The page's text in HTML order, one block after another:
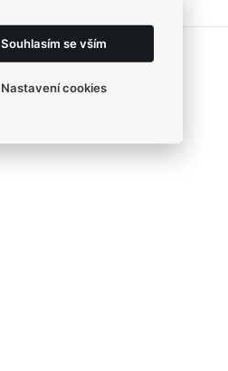
Souhlasím se vším
Nastavení cookies